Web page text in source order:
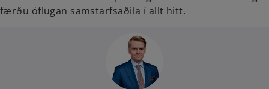
færðu öflugan samstarfsaðila í allt hitt.